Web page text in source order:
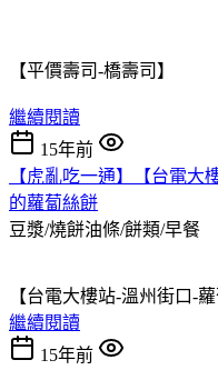
【平價壽司-橋壽司】
繼續閱讀
15年前
【虎亂吃一通】【台電大
的蘿蔔絲餅
豆漿/燒餅油條/餅類/早餐
【台電大樓站-溫州街口-蘿
繼續閱讀
15年前